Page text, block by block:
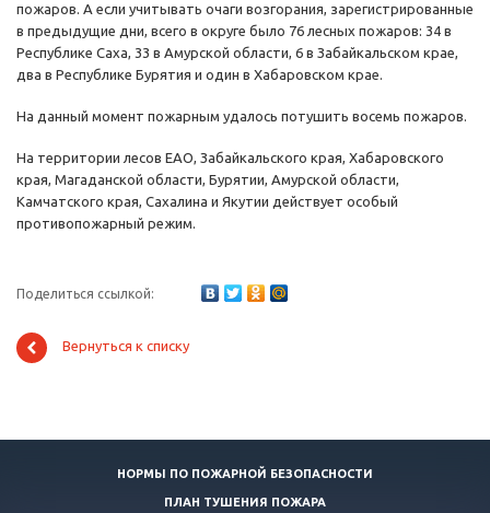
пожаров. А если учитывать очаги возгорания, зарегистрированные
в предыдущие дни, всего в округе было 76 лесных пожаров: 34 в
Республике Саха, 33 в Амурской области, 6 в Забайкальском крае,
два в Республике Бурятия и один в Хабаровском крае.
На данный момент пожарным удалось потушить восемь пожаров.
На территории лесов ЕАО, Забайкальского края, Хабаровского
края, Магаданской области, Бурятии, Амурской области,
Камчатского края, Сахалина и Якутии действует особый
противопожарный режим.
Поделиться ссылкой:
Вернуться к списку
НОРМЫ ПО ПОЖАРНОЙ БЕЗОПАСНОСТИ
ПЛАН ТУШЕНИЯ ПОЖАРА